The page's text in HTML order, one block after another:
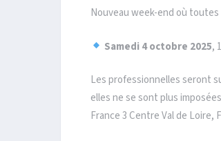
Nouveau week-end où
Samedi 4 octobre 2025,
Les professionnelles seront
elles ne se sont plus
France 3 Centre Val de Loire,